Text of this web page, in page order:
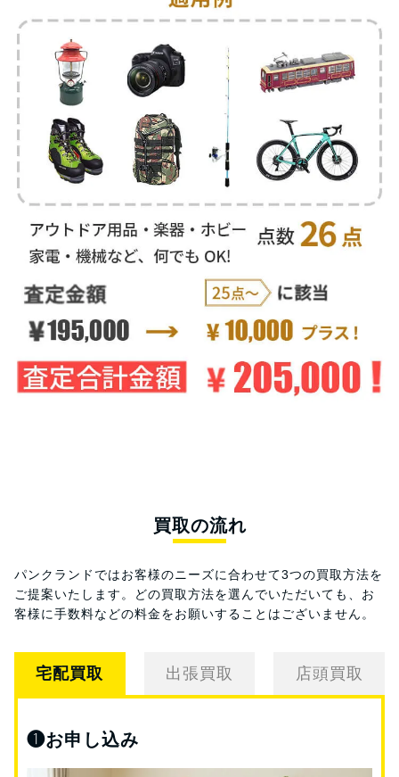
買取の流れ
パンクランドではお客様のニーズに合わせて3つの買取方法を
ご提案いたします。
どの買取方法を選んでいただいても、お
客様に手数料などの料金をお願いすることはございません。
宅配買取 出張買取 店頭買取
❶お申し込み